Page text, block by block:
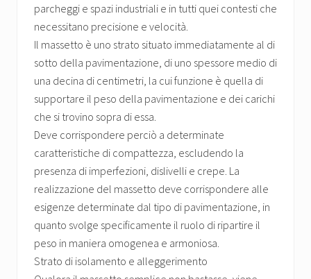
parcheggi e spazi industriali e in tutti quei contesti che
necessitano precisione e velocità.
Il massetto è uno strato situato immediatamente al di
sotto della pavimentazione, di uno spessore medio di
una decina di centimetri, la cui funzione è quella di
supportare il peso della pavimentazione e dei carichi
che si trovino sopra di essa.
Deve corrispondere perciò a determinate
caratteristiche di compattezza, escludendo la
presenza di imperfezioni, dislivelli e crepe. La
realizzazione del massetto deve corrispondere alle
esigenze determinate dal tipo di pavimentazione, in
quanto svolge specificamente il ruolo di ripartire il
peso in maniera omogenea e armoniosa.
Strato di isolamento e alleggerimento